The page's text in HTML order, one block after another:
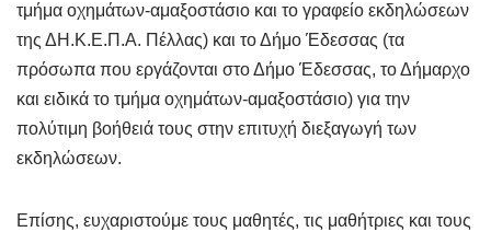
τμήμα οχημάτων-αμαξοστάσιο και το γραφείο εκδηλώσεων
της ΔΗ.Κ.Ε.Π.Α. Πέλλας) και το Δήμο Έδεσσας (τα
πρόσωπα που εργάζονται στο Δήμο Έδεσσας, το Δήμαρχο
και ειδικά το τμήμα οχημάτων-αμαξοστάσιο) για την
πολύτιμη βοήθειά τους στην επιτυχή διεξαγωγή των
εκδηλώσεων.
Επίσης, ευχαριστούμε τους μαθητές, τις μαθήτριες και τους